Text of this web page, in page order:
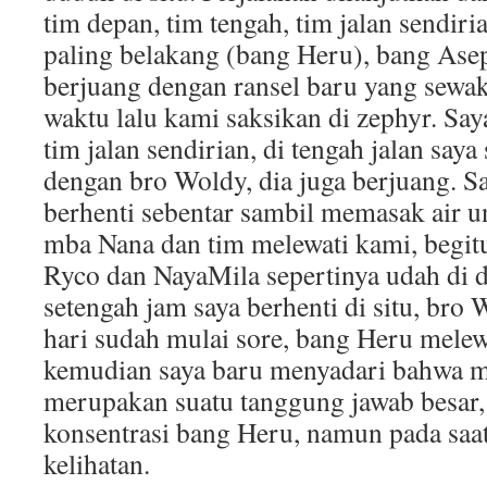
tim depan, tim tengah, tim jalan
paling belakang (bang Heru), bang
berjuang dengan ransel baru yang
waktu lalu kami saksikan di zephyr.
tim jalan sendirian, di tengah jalan saya
dengan bro Woldy, dia juga berjuang.
berhenti sebentar sambil memasak air
mba Nana dan tim melewati kami,
Ryco dan NayaMila sepertinya udah di
setengah jam saya berhenti di situ, bro
hari sudah mulai sore, bang Heru
kemudian saya baru menyadari bahwa
merupakan suatu tanggung jawab
konsentrasi bang Heru, namun pada
kelihatan.